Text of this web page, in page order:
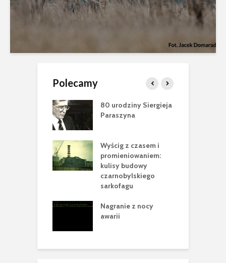
Polecamy
80 urodziny Siergieja
Paraszyna
Wyścig z czasem i
promieniowaniem:
kulisy budowy
czarnobylskiego
sarkofagu
Nagranie z nocy
awarii